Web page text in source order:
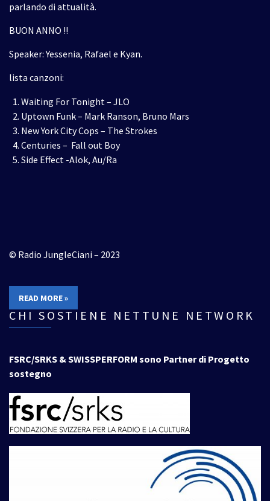
parlando di attualità.
BUON ANNO !!
Speaker: Yessenia, Rafael e Kyan.
lista canzoni:
Waiting For Tonight – JLO
Uptown Funk – Mark Ranson, Bruno Mars
New York City Cops – The Strokes
Centuries – Fall out Boy
Side Effect -Alok, Au/Ra
© Radio JungleCiani – 2023
READ MORE »
CHI SOSTIENE NETTUNE NETWORK
FSRC/SRKS & SWISSPERFORM sono Partner di Progetto
sostegno